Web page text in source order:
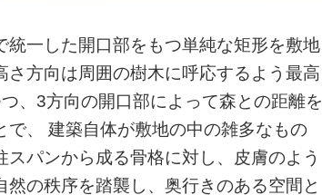
一した開口部をもつ単純な矩形を敷地
方向は周囲の樹木に呼応するよう最高
、3方向の開口部によって森との距離を
、 建築自体が敷地の中の雑多なもの
パンから成る骨格に対し、皮膚のよう
の秩序を踏襲し、奥行きのある空間と